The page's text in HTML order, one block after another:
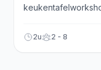
2u 2 - 8